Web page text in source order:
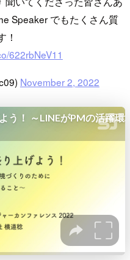
Speaker でもたくさん質
！
622rbNeV11
November 2, 2022